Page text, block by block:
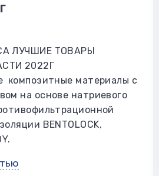
ЛУЧШИЕ ТОВАРЫ
2022Г
композитные материалы с
на основе натриевого
BENTOLOCK,